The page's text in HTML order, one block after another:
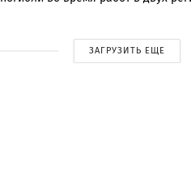
ЗАГРУЗИТЬ ЕЩЕ